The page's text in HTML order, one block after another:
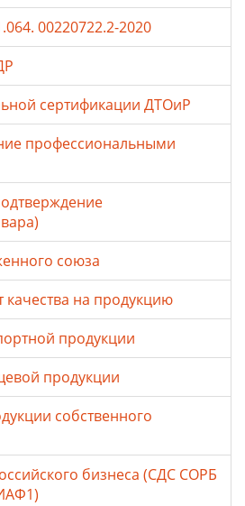
00220722.2-2020
сертификации ДТОиР
профессиональными
союза
на продукцию
продукции
продукции
собственного
бизнеса (СДС СОРБ